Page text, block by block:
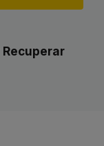
Recuperar